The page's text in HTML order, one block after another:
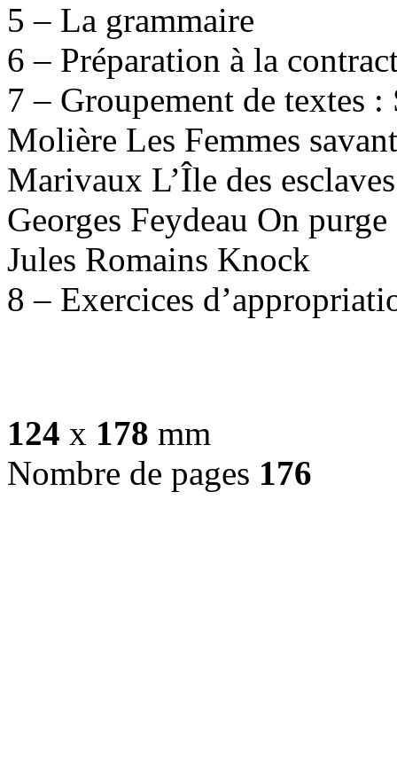
5 – La grammaire
6 – Préparation à la
7 – Groupement de textes :
Molière Les Femmes
Marivaux L’Île des esclaves
Georges Feydeau On
Jules Romains Knock
8 – Exercices
124 x 178 mm
Nombre de pages 176